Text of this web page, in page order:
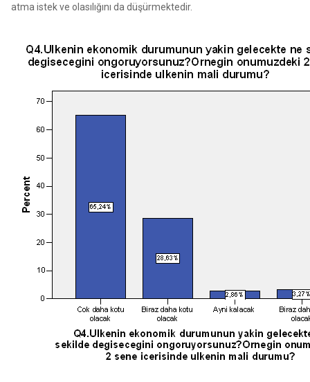
atma istek ve olasılığını da düşürmektedir.